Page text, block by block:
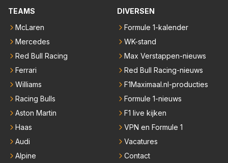
TEAMS
McLaren
Mercedes
Red Bull Racing
Ferrari
Williams
Racing Bulls
Aston Martin
Haas
Audi
Alpine
DIVERSEN
Formule 1-kalender
WK-stand
Max Verstappen-nieuws
Red Bull Racing-nieuws
F1Maximaal.nl-producties
Formule 1-nieuws
F1 live kijken
VPN en Formule 1
Vacatures
Contact